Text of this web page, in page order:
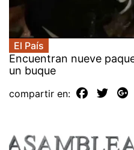
El País
Encuentran nueve
un buque
compartir en: